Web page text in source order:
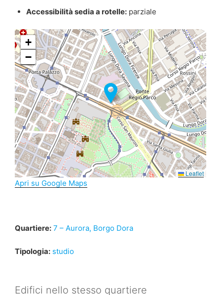
Accessibilità sedia a rotelle:parziale
+
−
Leaflet
Apri su Google Maps
Quartiere: 7 – Aurora, Borgo Dora
Tipologia: studio
Edifici nello stesso quartiere